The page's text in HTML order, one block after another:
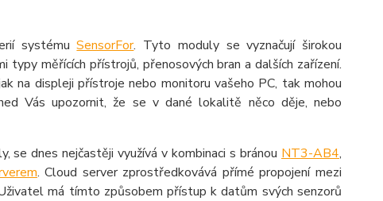
systémuSensorFor. Tyto moduly se vyznačují širokou
měřících přístrojů, přenosových bran a dalších zařízení.
na displeji přístroje nebo monitoru vašeho PC, tak mohou
Vás upozornit, že se v dané lokalitě něco děje, nebo
se dnes nejčastěji využívá v kombinaci s bránou NT3-AB4,
. Cloud server zprostředkovává přímé propojení mezi
má tímto způsobem přístup k datům svých senzorů